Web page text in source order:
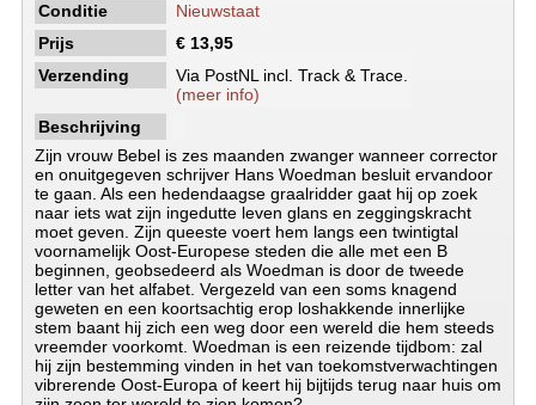
Conditie
Nieuwstaat
Prijs
€ 13,95
Verzending
Via PostNL incl. Track & Trace.
(meer info)
Beschrijving
Zijn vrouw Bebel is zes maanden zwanger wanneer corrector
en onuitgegeven schrijver Hans Woedman besluit ervandoor
te gaan. Als een hedendaagse graalridder gaat hij op zoek
naar iets wat zijn ingedutte leven glans en zeggingskracht
moet geven. Zijn queeste voert hem langs een twintigtal
voornamelijk Oost-Europese steden die alle met een B
beginnen, geobsedeerd als Woedman is door de tweede
letter van het alfabet. Vergezeld van een soms knagend
geweten en een koortsachtig erop loshakkende innerlijke
stem baant hij zich een weg door een wereld die hem steeds
vreemder voorkomt. Woedman is een reizende tijdbom: zal
hij zijn bestemming vinden in het van toekomstverwachtingen
vibrerende Oost-Europa of keert hij bijtijds terug naar huis om